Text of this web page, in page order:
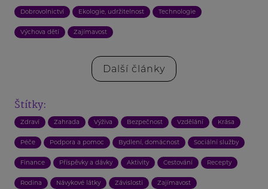
Dobrovolnictví Ekologie, udržitelnost Technologie
Výchova dětí Zajímavost
Další články
Štítky:
Zdraví Zahrada Výživa Bezpečnost Vzdělání Krása
Péče Podpora a pomoc Bydlení, domácnost Sociální služby
Finance Příspěvky a dávky Aktivity Cestování Recepty
Rodina Návykové látky Závislosti Zajímavost